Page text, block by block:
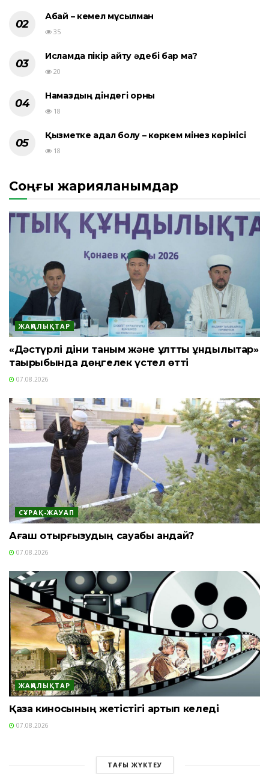
Абай – кемел мұсылман
35
Исламда пікір айту әдебі бар ма?
20
Намаздың діндегі орны
18
Қызметке адал болу – көркем мінез көрінісі
18
Соңғы жарияланымдар
ЖАҢАЛЫҚТАР
«Дәстүрлі діни таным және ұлттық құндылықтар»
тақырыбында дөңгелек үстел өтті
07.08.2026
СҰРАҚ-ЖАУАП
Ағаш отырғызудың сауабы қандай?
07.08.2026
ЖАҢАЛЫҚТАР
Қазақ киносының жетістігі артып келеді
07.08.2026
ТАҒЫ ЖҮКТЕУ